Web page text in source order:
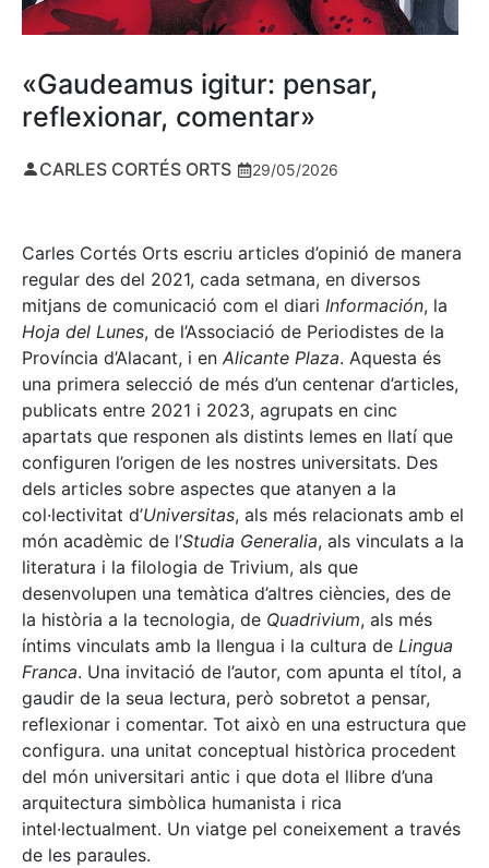
«Gaudeamus igitur: pensar,
reflexionar, comentar»
CARLES CORTÉS ORTS 29/05/2026
Carles Cortés Orts escriu articles d’opinió de manera
regular des del 2021, cada setmana, en diversos
mitjans de comunicació com el diari Información, la
Hoja del Lunes, de l’Associació de Periodistes de la
Província d’Alacant, i en Alicante Plaza. Aquesta és
una primera selecció de més d’un centenar d’articles,
publicats entre 2021 i 2023, agrupats en cinc
apartats que responen als distints lemes en llatí que
configuren l’origen de les nostres universitats. Des
dels articles sobre aspectes que atanyen a la
col·lectivitat d’Universitas, als més relacionats amb el
món acadèmic de l’Studia Generalia, als vinculats a la
literatura i la filologia de Trivium, als que
desenvolupen una temàtica d’altres ciències, des de
la història a la tecnologia, de Quadrivium, als més
íntims vinculats amb la llengua i la cultura de Lingua
Franca. Una invitació de l’autor, com apunta el títol, a
gaudir de la seua lectura, però sobretot a pensar,
reflexionar i comentar. Tot això en una estructura que
configura. una unitat conceptual històrica procedent
del món universitari antic i que dota el llibre d’una
arquitectura simbòlica humanista i rica
intel·lectualment. Un viatge pel coneixement a través
de les paraules.